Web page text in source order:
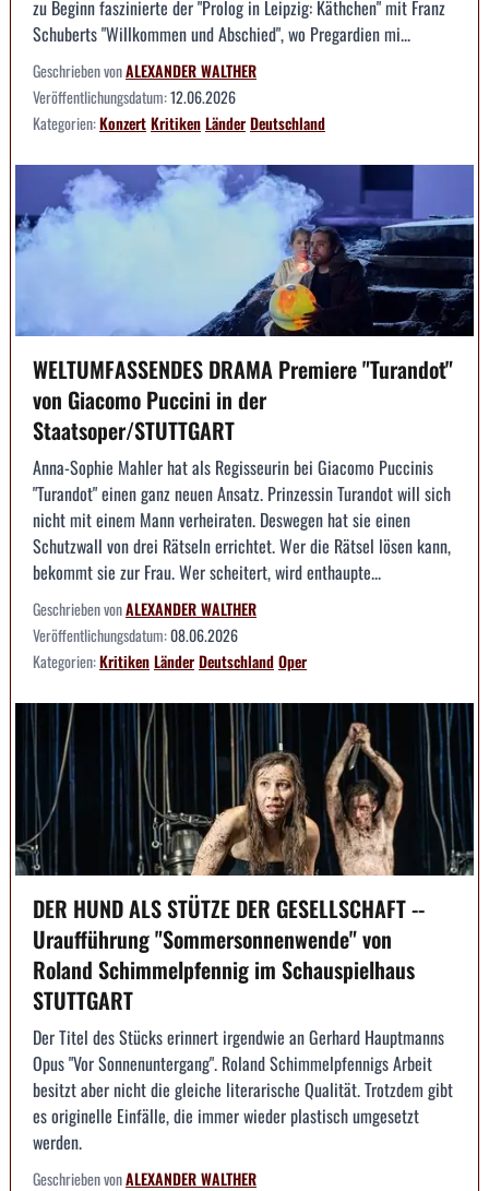
zu Beginn faszinierte der "Prolog in Leipzig: Käthchen" mit Franz
Schuberts "Willkommen und Abschied", wo Pregardien mi...
Geschrieben vonALEXANDER WALTHER
Veröffentlichungsdatum:12.06.2026
Kategorien:KonzertKritikenLänderDeutschland
WELTUMFASSENDES DRAMA Premiere "Turandot"
von Giacomo Puccini in der
Staatsoper/STUTTGART
Anna-Sophie Mahler hat als Regisseurin bei Giacomo Puccinis
"Turandot" einen ganz neuen Ansatz. Prinzessin Turandot will sich
nicht mit einem Mann verheiraten. Deswegen hat sie einen
Schutzwall von drei Rätseln errichtet. Wer die Rätsel lösen kann,
bekommt sie zur Frau. Wer scheitert, wird enthaupte...
Geschrieben vonALEXANDER WALTHER
Veröffentlichungsdatum:08.06.2026
Kategorien:KritikenLänderDeutschlandOper
DER HUND ALS STÜTZE DER GESELLSCHAFT --
Uraufführung "Sommersonnenwende" von
Roland Schimmelpfennig im Schauspielhaus
STUTTGART
Der Titel des Stücks erinnert irgendwie an Gerhard Hauptmanns
Opus "Vor Sonnenuntergang". Roland Schimmelpfennigs Arbeit
besitzt aber nicht die gleiche literarische Qualität. Trotzdem gibt
es originelle Einfälle, die immer wieder plastisch umgesetzt
werden.
Geschrieben vonALEXANDER WALTHER